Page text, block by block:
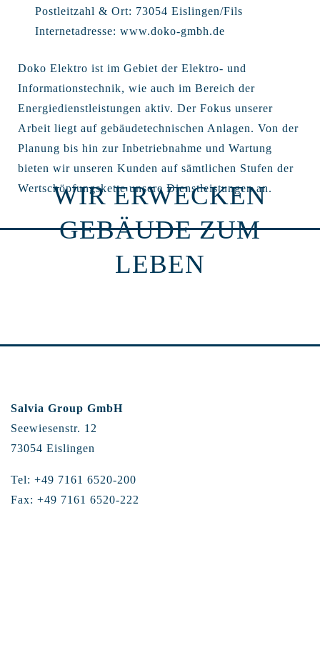
Postleitzahl & Ort: 73054 Eislingen/Fils
Internetadresse: www.doko-gmbh.de
Doko Elektro ist im Gebiet der Elektro- und
Informationstechnik, wie auch im Bereich der
Energiedienstleistungen aktiv. Der Fokus unserer
Arbeit liegt auf gebäudetechnischen Anlagen. Von der
Planung bis hin zur Inbetriebnahme und Wartung
bieten wir unseren Kunden auf sämtlichen Stufen der
Wertschöpfungskette unsere Dienstleistungen an.
WIR ERWECKEN
GEBÄUDE ZUM
LEBEN
Salvia Group GmbH
Seewiesenstr. 12
73054 Eislingen
Tel: +49 7161 6520-200
Fax: +49 7161 6520-222